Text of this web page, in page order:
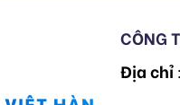
CÔNG
Địa chỉ